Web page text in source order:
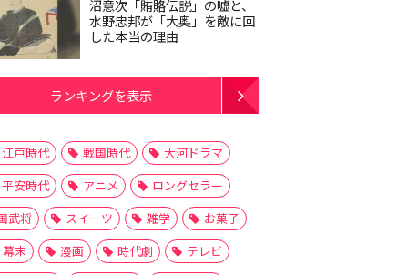
沼意次「賄賂伝説」の嘘と、
水野忠邦が「大奥」を敵に回
した本当の理由
ランキングを表示
江戸時代 戦国時代
大河ドラマ
平安時代
アニメ
ロングセラー
武将
スイーツ 雑学
お菓子
幕末
漫画 時代劇
テレビ